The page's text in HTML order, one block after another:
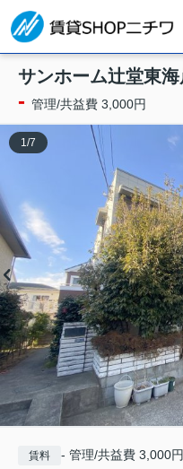
サンホーム辻堂東海
- 管理/共益費 3,000円
1 /7
賃料 - 管理/共益費 3,000円